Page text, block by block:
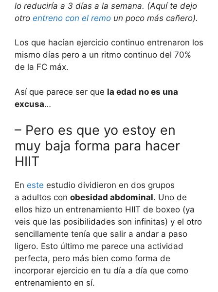
lo reduciría a 3 días a la semana. (Aquí te dejo
otro entreno con el remo un poco más cañero).
Los que hacían ejercicio continuo entrenaron los
mismo días pero a un ritmo continuo del 70%
de la FC máx.
Así que parece ser que la edad no es una
excusa…
– Pero es que yo estoy en
muy baja forma para hacer
HIIT
En este estudio dividieron en dos grupos
a adultos con obesidad abdominal. Uno de
ellos hizo un entrenamiento HIIT de boxeo (ya
veis que las posibilidades son infinitas) y el otro
sencillamente tenía que salir a andar a paso
ligero. Esto último me parece una actividad
perfecta, pero más bien como forma de
incorporar ejercicio en tu día a día que como
entrenamiento en sí.